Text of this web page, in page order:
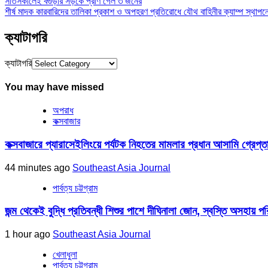
শীর্ষ মাদক কারবারিদের তালিকা প্রকাশ ও অপহরণ প্রতিরোধে যৌথ বাহিনীর ক্যাম্প
ক্যাটাগরি
ক্যাটাগরি
You may have missed
অপরাধ
কক্সবাজার
কক্সবাজারে প্যারাসেইলিংয়ে পর্যটক নিহতের মামলার প্রধান আসামি
44 minutes ago Southeast Asia Journal
পার্বত্য চট্টগ্রাম
জন্ম থেকেই বুদ্ধি প্রতিবন্ধী শিশুর পাশে দীঘিনালা জোন, স্বস্তি অসহায়
1 hour ago Southeast Asia Journal
খেলাধুলা
পার্বত্য চট্টগ্রাম